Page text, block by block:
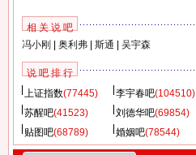
相 关 说 吧
冯小刚
奥利弗| 斯通 吴宇森
说 吧 排 行
上证指数(77445) 李宇春吧(104510)
苏醒吧(41523) 刘德华吧(69854)
贴图吧(68789) 婚姻吧(78544)